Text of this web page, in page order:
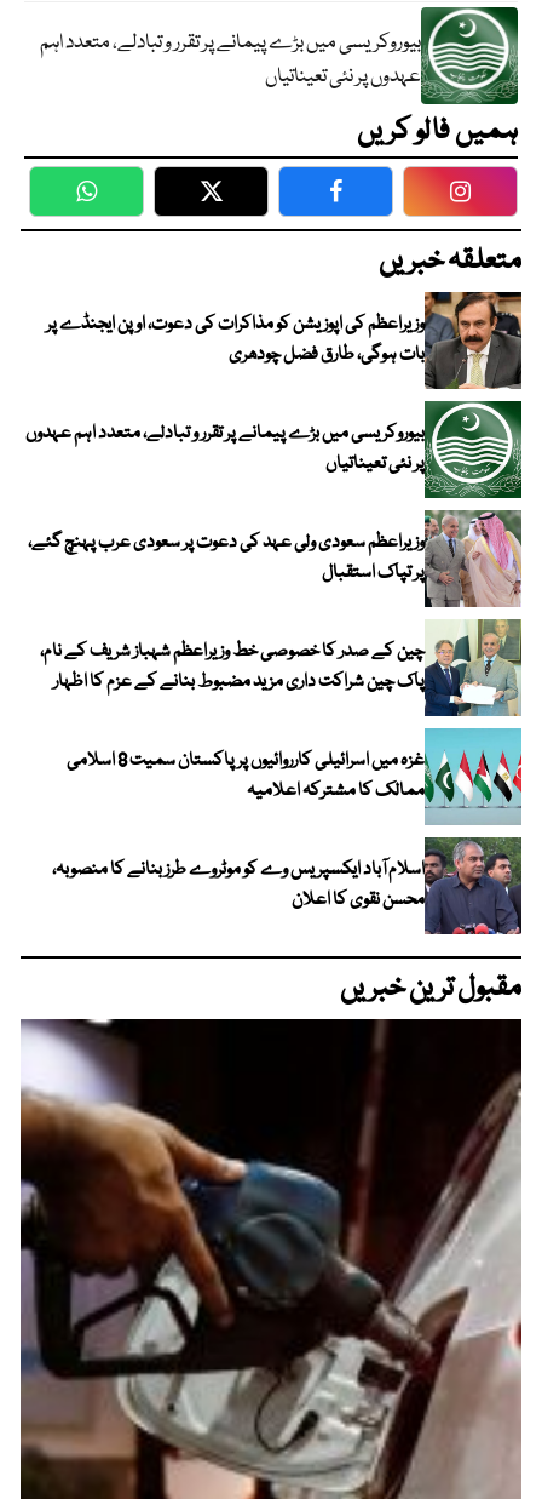
بیوروکریسی میں بڑے پیمانے پر تقرر و تبادلے، متعدد اہم
عہدوں پر نئی تعیناتیاں
ہمیں فالو کریں
WhatsApp Twitter Facebook
متعلقہ خبریں
وزیراعظم کی اپوزیشن کو مذاکرات کی دعوت، اوپن ایجنڈے پر
بات ہوگی، طارق فضل چودھری
بیوروکریسی میں بڑے پیمانے پر تقرر و تبادلے، متعدد اہم عہدوں
پر نئی تعیناتیاں
وزیراعظم سعودی ولی عہد کی دعوت پر سعودی عرب پہنچ گئے،
پر تپاک استقبال
چین کے صدر کا خصوصی خط وزیراعظم شہباز شریف کے نام،
پاک چین شراکت داری مزید مضبوط بنانے کے عزم کا اظہار
غزہ میں اسرائیلی کارروائیوں پر پاکستان سمیت 8 اسلامی
ممالک کا مشترکہ اعلامیہ
اسلام آباد ایکسپریس وے کو موٹروے طرز بنانے کا منصوبہ،
محسن نقوی کا اعلان
مقبول ترین خبریں